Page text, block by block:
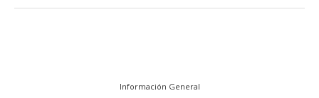
Información General